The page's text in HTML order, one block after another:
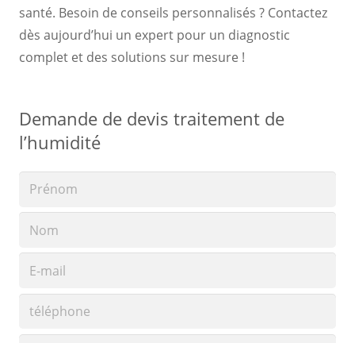
santé. Besoin de conseils personnalisés ? Contactez
dès aujourd’hui un expert pour un diagnostic
complet et des solutions sur mesure !
Demande de devis traitement de
l’humidité